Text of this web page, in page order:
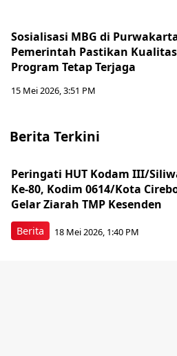
Sosialisasi MBG di
Pemerintah Pastikan Kualitas
Program Tetap Terjaga
15 Mei 2026, 3:51 PM
Berita Terkini
Berita
Peringati HUT Kodam III/
Ke-80, Kodim 0614/Kota
Gelar Ziarah TMP Kesenden
18 Mei 2026, 1:40 PM